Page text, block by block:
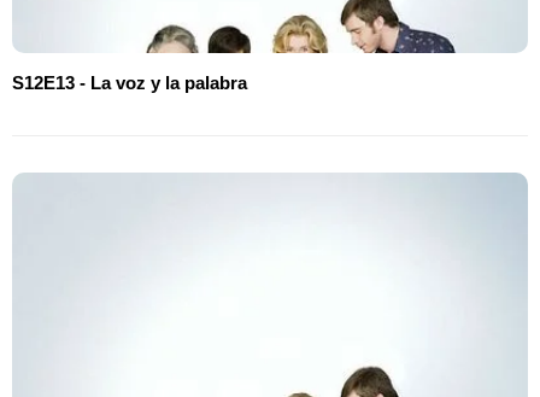
S12E13 - La voz y la palabra